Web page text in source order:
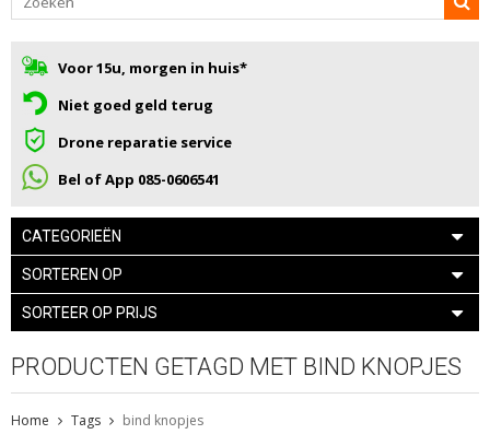
Voor 15u, morgen in huis*
Niet goed geld terug
Drone reparatie service
Bel of App 085-0606541
CATEGORIEËN
SORTEREN OP
SORTEER OP PRIJS
PRODUCTEN GETAGD MET BIND KNOPJES
Home Tags bind knopjes